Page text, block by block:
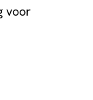
voor